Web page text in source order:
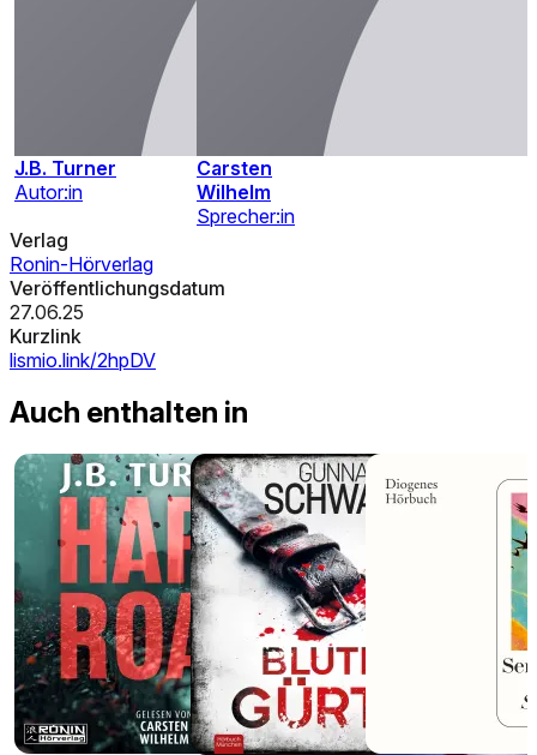
J.B. Turner
Autor:in
Carsten
Wilhelm
Sprecher:in
Verlag
Ronin-Hörverlag
Veröffentlichungsdatum
27.06.25
Kurzlink
lismio.link/2hpDV
Auch enthalten in